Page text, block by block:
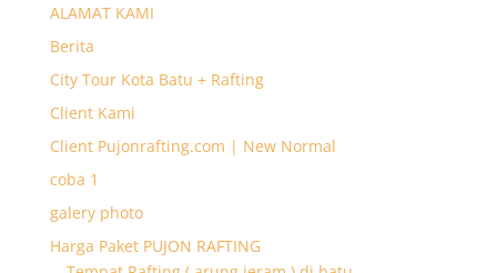
ALAMAT KAMI
Berita
City Tour Kota Batu + Rafting
Client Kami
Client Pujonrafting.com | New Normal
coba 1
galery photo
Harga Paket PUJON RAFTING